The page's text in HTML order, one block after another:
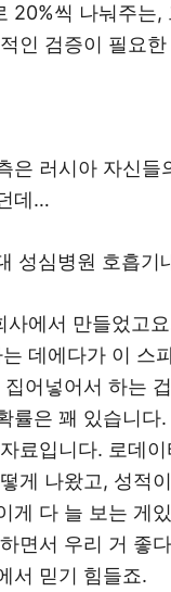
20%씩 나눠주는,
인 검증이 필요
은 러시아 자신들
데…
성심병원 호흡기
사에서 만들었고
데에다가 이 스
어넣어서 하는
률은 꽤 있습니다
료입니다. 로데
게 나왔고, 성적
게 다 늘 보는 게
면서 우리 거 좋
서 믿기 힘들죠.